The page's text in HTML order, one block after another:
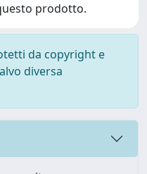
prodotto.
da copyright e
diversa